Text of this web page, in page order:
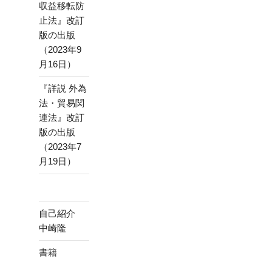
収益移転防
止法』改訂
版の出版
（2023年9
月16日）
『詳説 外為
法・貿易関
連法』改訂
版の出版
（2023年7
月19日）
自己紹介
中崎隆
書籍